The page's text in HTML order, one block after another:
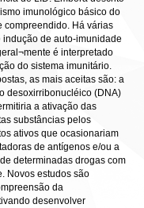
imunológico básico do
compreendido. Há várias
de auto-imunidade
é interpretado
do sistema imunitário.
as mais aceitas são: a
desoxirribonucléico (DNA)
a ativação das
substâncias pelos
ativos que ocasionariam
de antígenos e/ou a
determinadas drogas com
Novos estudos são
da
desenvolver